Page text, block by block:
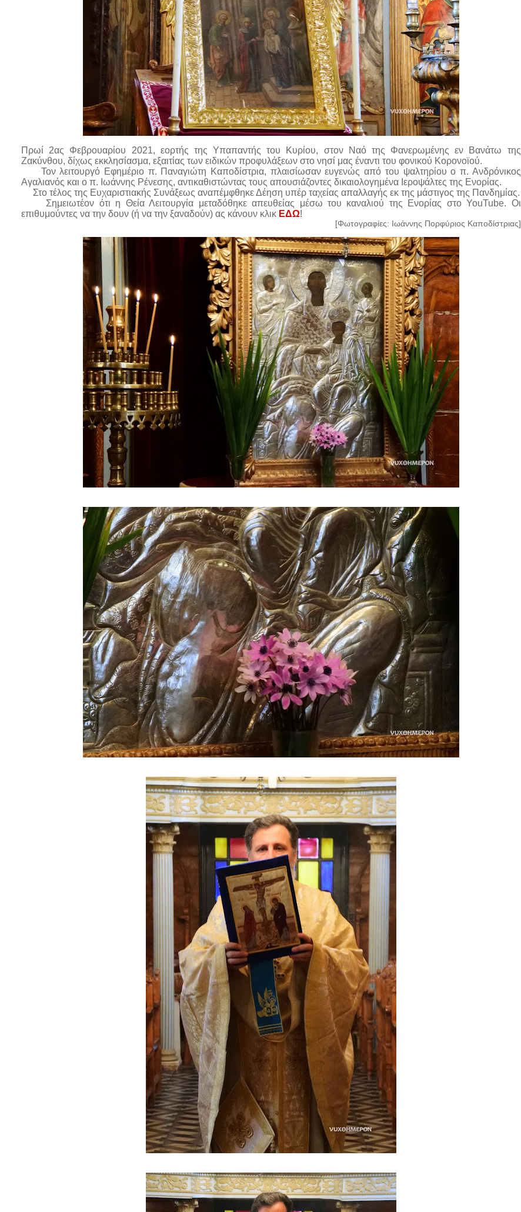
Πρωί 2ας Φεβρουαρίου 2021, εορτής της Υπαπαντής του Κυρίου, στον Ναό της Φανερωμένης εν Βανάτω της
Ζακύνθου, δίχως εκκλησίασμα, εξαιτίας των ειδικών προφυλάξεων στο νησί μας έναντι του φονικού Κορονοϊού.
Τον λειτουργό Εφημέριο π. Παναγιώτη Καποδίστρια, πλαισίωσαν ευγενώς από του ψαλτηρίου ο π. Ανδρόνικος
Αγαλιανός και ο π. Ιωάννης Ρένεσης, αντικαθιστώντας τους απουσιάζοντες δικαιολογημένα Ιεροψάλτες της Ενορίας.
Στο τέλος της Ευχαριστιακής Συνάξεως αναπέμφθηκε Δέηση υπέρ ταχείας απαλλαγής εκ της μάστιγος της Πανδημίας.
Σημειωτέον ότι η Θεία Λειτουργία μεταδόθηκε απευθείας μέσω του καναλιού της Ενορίας στο YouTube. Οι
επιθυμούντες να την δουν (ή να την ξαναδούν) ας κάνουν κλικ ΕΔΩ!
[Φωτογραφίες: Ιωάννης Πορφύριος Καποδίστριας]